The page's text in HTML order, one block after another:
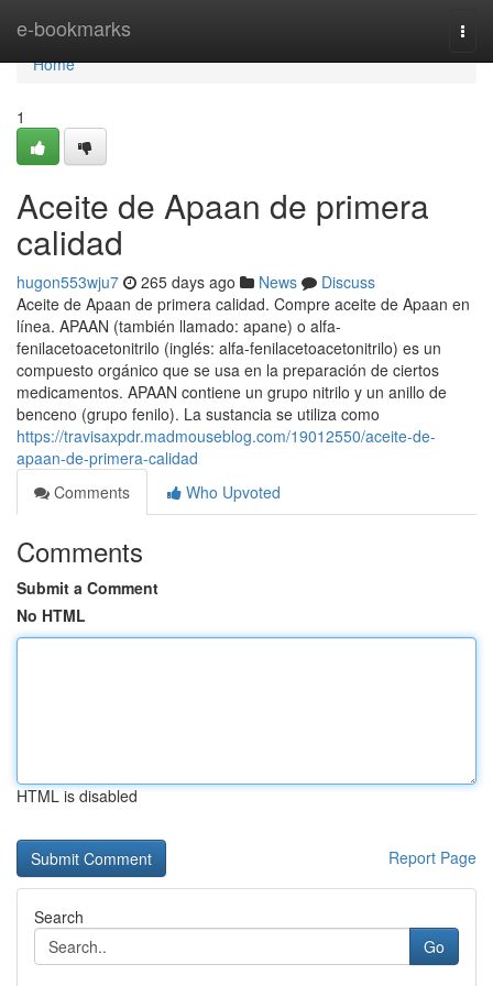
e-bookmarks
Home
Home
1
Aceite de Apaan de primera
calidad
hugon553wju7 265 days ago News
Discuss
Aceite de Apaan de primera calidad. Compre aceite de Apaan en
línea. APAAN (también llamado: apane) o alfa-
fenilacetoacetonitrilo (inglés: alfa-fenilacetoacetonitrilo) es un
compuesto orgánico que se usa en la preparación de ciertos
medicamentos. APAAN contiene un grupo nitrilo y un anillo de
benceno (grupo fenilo). La sustancia se utiliza como
https://travisaxpdr.madmouseblog.com/19012550/aceite-de-
apaan-de-primera-calidad
Comments
Who Upvoted
Comments
Submit a Comment
No HTML
HTML is disabled
Report Page
Search
Go